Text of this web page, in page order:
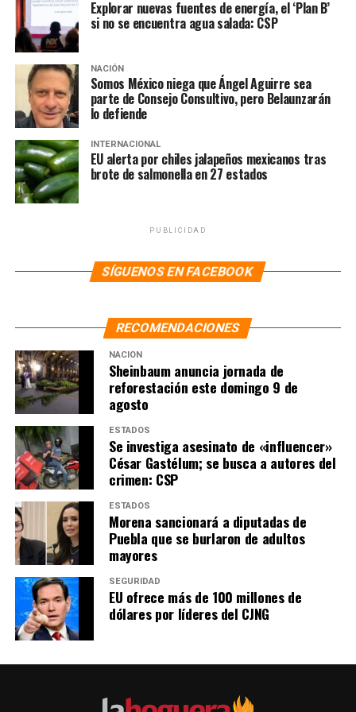
y equipamiento como la que hoy tenemos ahora”.
El mandatario resaltó que hace unos años Morelos era el
primer lugar en violencia, en secuestro, y que hoy el
estado está en el 14 lugar en el país.
NOTAS RELACIONADAS:
SIGUIENTE
Revoca Trife multa a Delfina Gómez
NO TE PIERDAS
Propone Graco incluir en TLC tema migratorio
Explorar nuevas fuentes de energía, el ‘Plan B’
si no se encuentra agua salada: CSP
NACIÓN
Somos México niega que Ángel Aguirre sea
parte de Consejo Consultivo, pero Belaunzarán
lo defiende
INTERNACIONAL
EU alerta por chiles jalapeños mexicanos tras
brote de salmonella en 27 estados
PUBLICIDAD
SÍGUENOS EN FACEBOOK
RECOMENDACIONES
NACIÓN
Sheinbaum anuncia jornada de
reforestación este domingo 9 de
agosto
ESTADOS
Se investiga asesinato de «influencer»
César Gastélum; se busca a autores del
crimen: CSP
ESTADOS
Morena sancionará a diputadas de
Puebla que se burlaron de adultos
mayores
SEGURIDAD
EU ofrece más de 100 millones de
dólares por líderes del CJNG